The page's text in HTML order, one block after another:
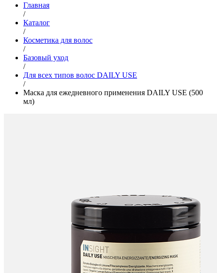
Главная
/
Каталог
/
Косметика для волос
/
Базовый уход
/
Для всех типов волос DAILY USE
/
Маска для ежедневного применения DAILY USE (500
мл)